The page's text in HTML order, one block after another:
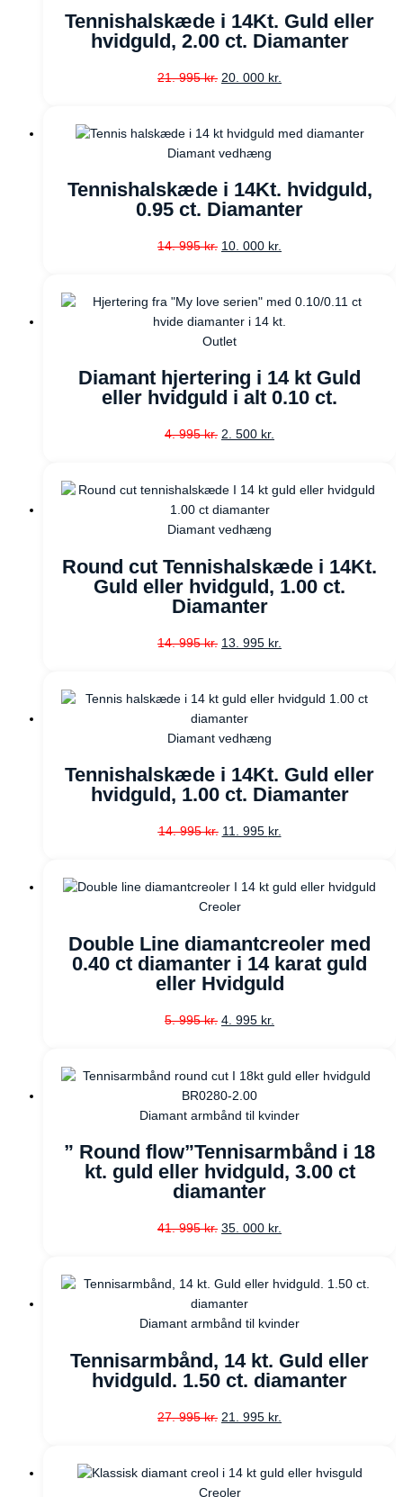
Tennishalskæde i 14Kt. Guld eller
hvidguld, 2.00 ct. Diamanter
21. 995kr. 20. 000 kr.
Diamant vedhæng
Tennishalskæde i 14Kt. hvidguld,
0.95 ct. Diamanter
14. 995kr. 10. 000 kr.
Outlet
Diamant hjertering i 14 kt Guld
eller hvidguld i alt 0.10 ct.
4. 995kr. 2. 500 kr.
Diamant vedhæng
Round cut Tennishalskæde i 14Kt.
Guld eller hvidguld, 1.00 ct.
Diamanter
14. 995kr. 13. 995 kr.
Diamant vedhæng
Tennishalskæde i 14Kt. Guld eller
hvidguld, 1.00 ct. Diamanter
14. 995kr. 11. 995 kr.
Creoler
Double Line diamantcreoler med
0.40 ct diamanter i 14 karat guld
eller Hvidguld
5. 995kr. 4. 995 kr.
Diamant armbånd til kvinder
” Round flow”Tennisarmbånd i 18
kt. guld eller hvidguld, 3.00 ct
diamanter
41. 995kr. 35. 000 kr.
Diamant armbånd til kvinder
Tennisarmbånd, 14 kt. Guld eller
hvidguld. 1.50 ct. diamanter
27. 995kr. 21. 995 kr.
Creoler